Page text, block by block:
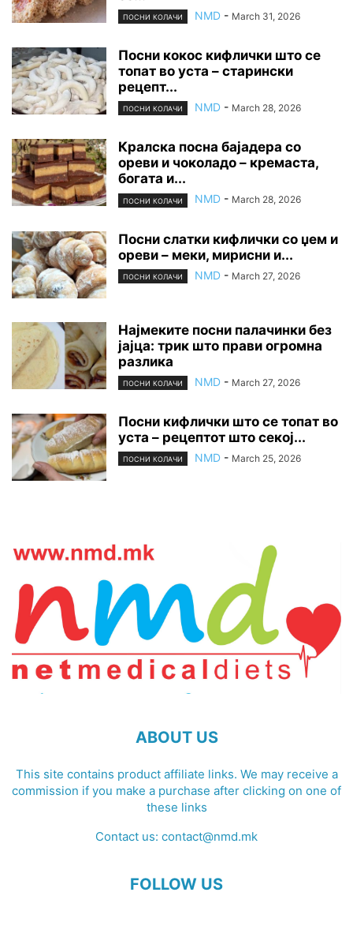
ПОСНИ КОЛАЧИ NMD - March 31, 2026
Посни кокос кифлички што се
топат во уста – старински
рецепт...
ПОСНИ КОЛАЧИ NMD - March 28, 2026
Кралска посна бајадера со
ореви и чоколадо – кремаста,
богата и...
ПОСНИ КОЛАЧИ NMD - March 28, 2026
Посни слатки кифлички со џем и
ореви – меки, мирисни и...
ПОСНИ КОЛАЧИ NMD - March 27, 2026
Најмеките посни палачинки без
јајца: трик што прави огромна
разлика
ПОСНИ КОЛАЧИ NMD - March 27, 2026
Посни кифлички што се топат во
уста – рецептот што секој...
ПОСНИ КОЛАЧИ NMD - March 25, 2026
ABOUT US
This site contains product affiliate links. We may receive a
commission if you make a purchase after clicking on one of
these links
Contact us: contact@nmd.mk
FOLLOW US